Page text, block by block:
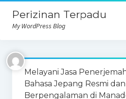
Perizinan Terpadu
My WordPress Blog
Melayani Jasa
Bahasa Jepang Resmi dan
Berpengalaman di